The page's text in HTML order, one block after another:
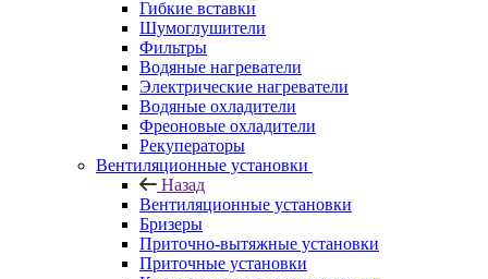
Гибкие вставки
Шумоглушители
Фильтры
Водяные нагреватели
Электрические нагреватели
Водяные охладители
Фреоновые охладители
Рекуператоры
Вентиляционные установки
Назад
Вентиляционные установки
Бризеры
Приточно-вытяжные установки
Приточные установки